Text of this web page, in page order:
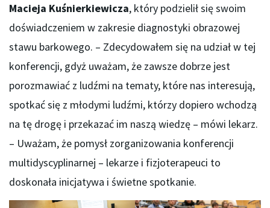
Macieja Kuśnierkiewicza, który podzielił się swoim
doświadczeniem w zakresie diagnostyki obrazowej
stawu barkowego. – Zdecydowałem się na udział w tej
konferencji, gdyż uważam, że zawsze dobrze jest
porozmawiać z ludźmi na tematy, które nas interesują,
spotkać się z młodymi ludźmi, którzy dopiero wchodzą
na tę drogę i przekazać im naszą wiedzę – mówi lekarz.
– Uważam, że pomysł zorganizowania konferencji
multidyscyplinarnej – lekarze i fizjoterapeuci to
doskonała inicjatywa i świetne spotkanie.